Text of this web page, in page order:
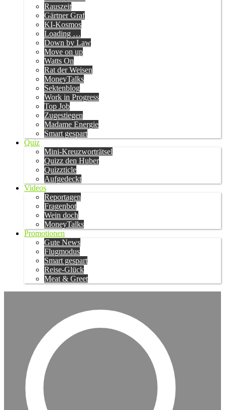
Rauszeit
Gärtner Graf
KI-Kosmos
Loading …
Down by Law
Move on up
Watts On
Rat der Weisen
MoneyTalks
Sektenblog
Work in Progress
Top Job
Zugestiegen
Madame Energie
Smart gespart
Quiz
Mini-Kreuzworträtsel
Quizz den Huber
Quizzticle
Aufgedeckt
Videos
Reportagen
Fragenbot
Wein doch
MoneyTalks
Promotionen
Gute News
Flugmodus
Smart gespart
Reise-Glück
Meat & Greet